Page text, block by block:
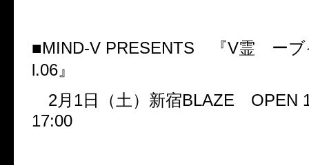
■MIND-V PRESENTS 『V霊 ー
l.06 』
2月 1日（土）新宿BLAZE
OPEN
17:00